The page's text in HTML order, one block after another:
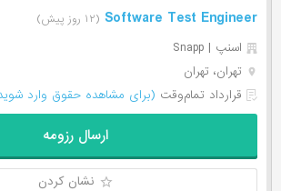
Software Test Engineer (۱۲ روز پیش)
اسنپ | Snapp
تهران، تهران
قرارداد تمام‌وقت (برای مشاهده حقوق وارد
ارسال رزومه
نشان کردن